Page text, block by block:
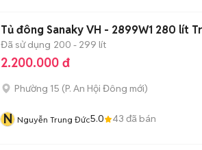
Tủ đông Sanaky VH - 2899W1 280 lít
Đã sử dụng 200 - 299 lít
2.200.000 đ
Phường 15 (P. An Hội Đông mới)
N Nguyễn Trung Đức5.0 43 đã bán